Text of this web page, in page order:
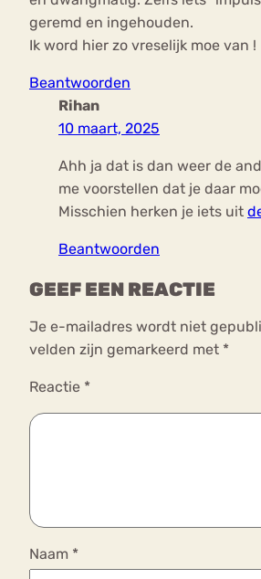
geremd en ingehouden.
Ik word hier zo vreselijk moe van !
Beantwoorden
Rihan
10 maart, 2025
Ahh ja dat is dan weer de
me voorstellen dat je daar
Misschien herken je iets uit
Beantwoorden
GEEF EEN REACTIE
Je e-mailadres wordt niet
velden zijn gemarkeerd met *
Reactie *
Naam *